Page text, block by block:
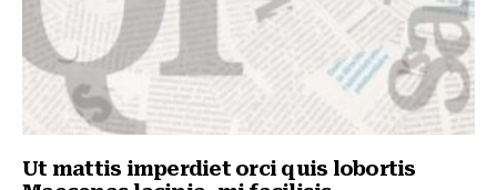
Ut mattis imperdiet orci quis lobortis